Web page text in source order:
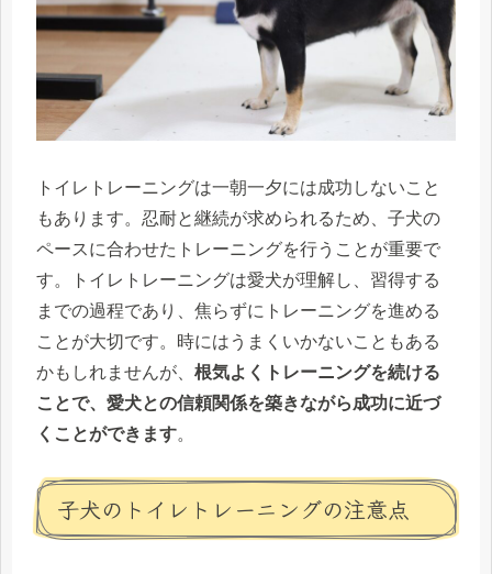
トイレトレーニングは一朝一夕には成功しないこと
もあります。忍耐と継続が求められるため、子犬の
ペースに合わせたトレーニングを行うことが重要で
す。トイレトレーニングは愛犬が理解し、習得する
までの過程であり、焦らずにトレーニングを進める
ことが大切です。時にはうまくいかないこともある
かもしれませんが、 根気よくトレーニングを続ける
ことで、愛犬との信頼関係を築きながら成功に近づ
くことができます。
子犬のトイレトレーニングの注意点